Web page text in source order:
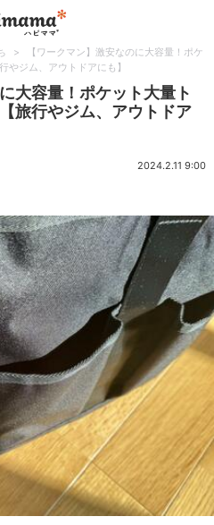
>
【ワークマン】激安なのに大容量！ポケ
やジム、アウトドアにも】
大容量！ポケット大量ト
旅行やジム、アウトドア
2024.2.11 9:00